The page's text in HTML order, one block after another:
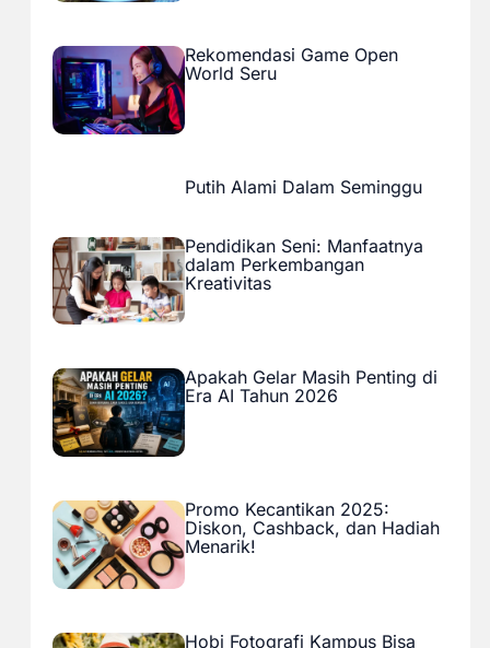
Rekomendasi Game Open
World Seru
Putih Alami Dalam Seminggu
Pendidikan Seni: Manfaatnya
dalam Perkembangan
Kreativitas
Apakah Gelar Masih Penting di
Era AI Tahun 2026
Promo Kecantikan 2025:
Diskon, Cashback, dan Hadiah
Menarik!
Hobi Fotografi Kampus Bisa